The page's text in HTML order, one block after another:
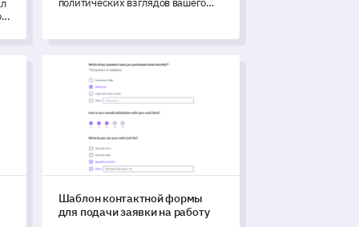
Шаблон контактной формы для подачи заявки на
Шаблон контактной формы
для подачи заявки на работу